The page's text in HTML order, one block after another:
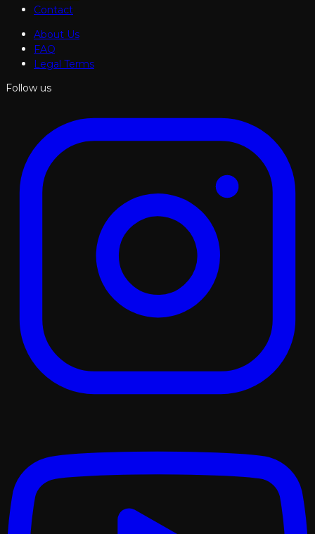
Contact
About Us
FAQ
Legal Terms
Follow us